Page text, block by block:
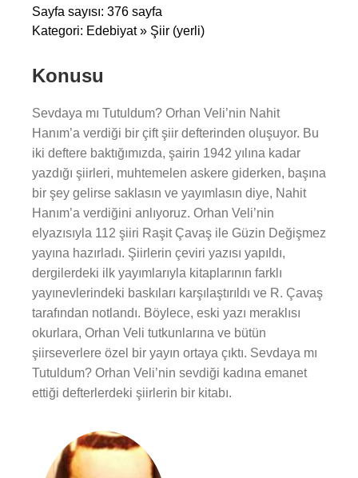
Sayfa sayısı: 376 sayfa
Kategori: Edebiyat » Şiir (yerli)
Konusu
Sevdaya mı Tutuldum? Orhan Veli’nin Nahit
Hanım’a verdiği bir çift şiir defterinden oluşuyor. Bu
iki deftere baktığımızda, şairin 1942 yılına kadar
yazdığı şiirleri, muhtemelen askere giderken, başına
bir şey gelirse saklasın ve yayımlasın diye, Nahit
Hanım’a verdiğini anlıyoruz. Orhan Veli’nin
elyazısıyla 112 şiiri Raşit Çavaş ile Güzin Değişmez
yayına hazırladı. Şiirlerin çeviri yazısı yapıldı,
dergilerdeki ilk yayımlarıyla kitaplarının farklı
yayınevlerindeki baskıları karşılaştırıldı ve R. Çavaş
tarafından notlandı. Böylece, eski yazı meraklısı
okurlara, Orhan Veli tutkunlarına ve bütün
şiirseverlere özel bir yayın ortaya çıktı. Sevdaya mı
Tutuldum? Orhan Veli’nin sevdiği kadına emanet
ettiği defterlerdeki şiirlerin bir kitabı.